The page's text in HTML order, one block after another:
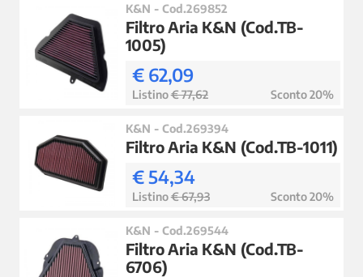
K&N - Cod.269852
Filtro Aria K&N (Cod.TB-
1005)
€ 62,09
Listino€ 77,62 Sconto 20%
K&N - Cod.269394
Filtro Aria K&N (Cod.TB-1011)
€ 54,34
Listino€ 67,93 Sconto 20%
K&N - Cod.269544
Filtro Aria K&N (Cod.TB-
6706)